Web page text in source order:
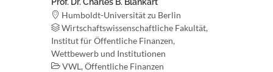
Humboldt-Universität zu Berlin
Wirtschaftswissenschaftliche Fakultät,
Institut für Öffentliche Finanzen,
Wettbewerb und Institutionen
VWL, Öffentliche Finanzen